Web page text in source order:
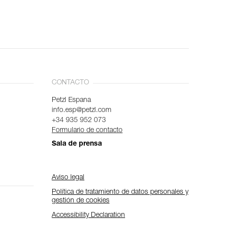
CONTACTO
Petzl Espana
info.esp@petzl.com
+34 935 952 073
Formulario de contacto
Sala de prensa
Aviso legal
Política de tratamiento de datos personales y
gestión de cookies
Accessibility Declaration